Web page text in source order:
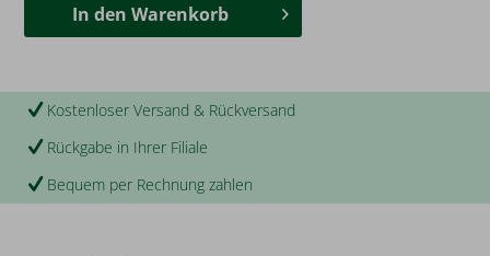
In den Warenkorb
Kostenloser Versand & Rückversand
Rückgabe in Ihrer Filiale
Bequem per Rechnung zahlen